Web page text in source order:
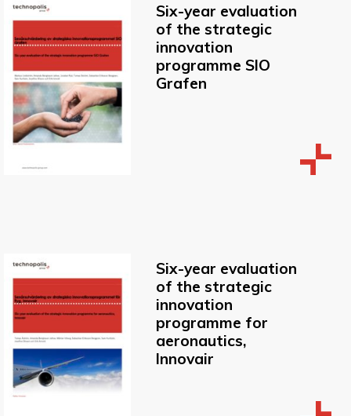
Six-year evaluation
of the strategic
innovation
programme SIO
Grafen
Six-year evaluation
of the strategic
innovation
programme for
aeronautics,
Innovair